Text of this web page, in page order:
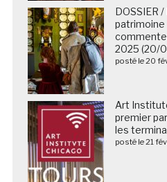
DOSSIER
patrimoine
2025 (20/
posté le 20
Art
premier
les
posté le 21